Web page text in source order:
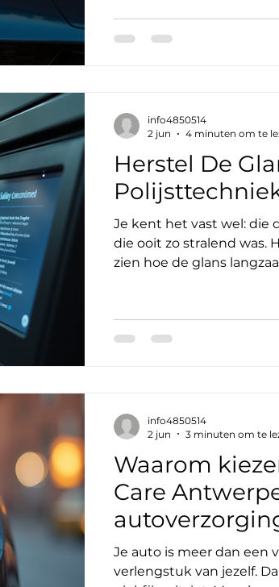
naar een hoger niveau.
stralende wagen.
voor autoverzo
Herstel De
Je kent het vast wel: die
die ooit zo stralend was.
zien hoe de glans
nieuw: autopolijsten. In
de wereld van
info4850514
2 jun
4 minuten om te
Waarom
Care
Antwerpen?
Je auto is meer dan een
verlengstuk van jezelf.
info4850514
2 jun
3 minuten om te